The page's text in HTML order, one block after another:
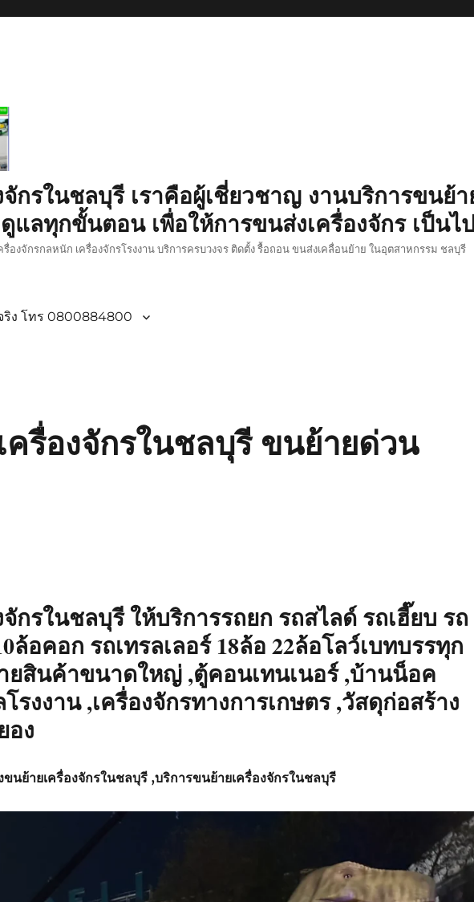
กรในชลบุรี เราคือผู้เชี่ยวชาญ งานบริการขนย้
แลทุกขั้นตอน เพื่อให้การขนส่งเครื่องจักร เป็นไ
งจักรกลหนัก เครื่องจักรโรงงาน บริการครบวงจร ติดตั้ง รื้อถอน ขนส่งเคลื่อนย้าย ในอุตสาหกรรม ชลบุรี
ง โทร 0800884800
รื่องจักรในชลบุรี ขนย้ายด่วน
กรในชลบุรี ให้บริการรถยก รถสไลด์ รถเฮี๊ยบ รถ
ล้อคอก รถเทรลเลอร์ 18ล้อ 22ล้อโลว์เบทบรรทุก
ยสินค้าขนาดใหญ่ ,ตู้คอนเทนเนอร์ ,บ้านน็อค
รงงาน ,เครื่องจักรทางการเกษตร ,วัสดุก่อสร้าง
อง
ขนย้ายเครื่องจักรในชลบุรี,บริการขนย้ายเครื่องจักรในชลบุรี